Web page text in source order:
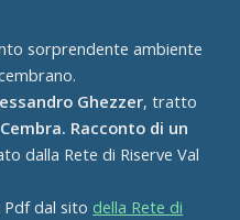
sorprendente ambiente
Ghezzer, tratto
Racconto di un
dalla Rete di Riserve Val
dal sito della Rete di